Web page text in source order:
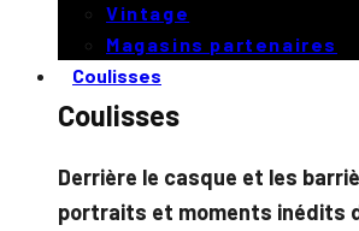
Vintage
Magasins partenaires
Coulisses
Coulisses
Derrière le casque et les
portraits et moments inédits